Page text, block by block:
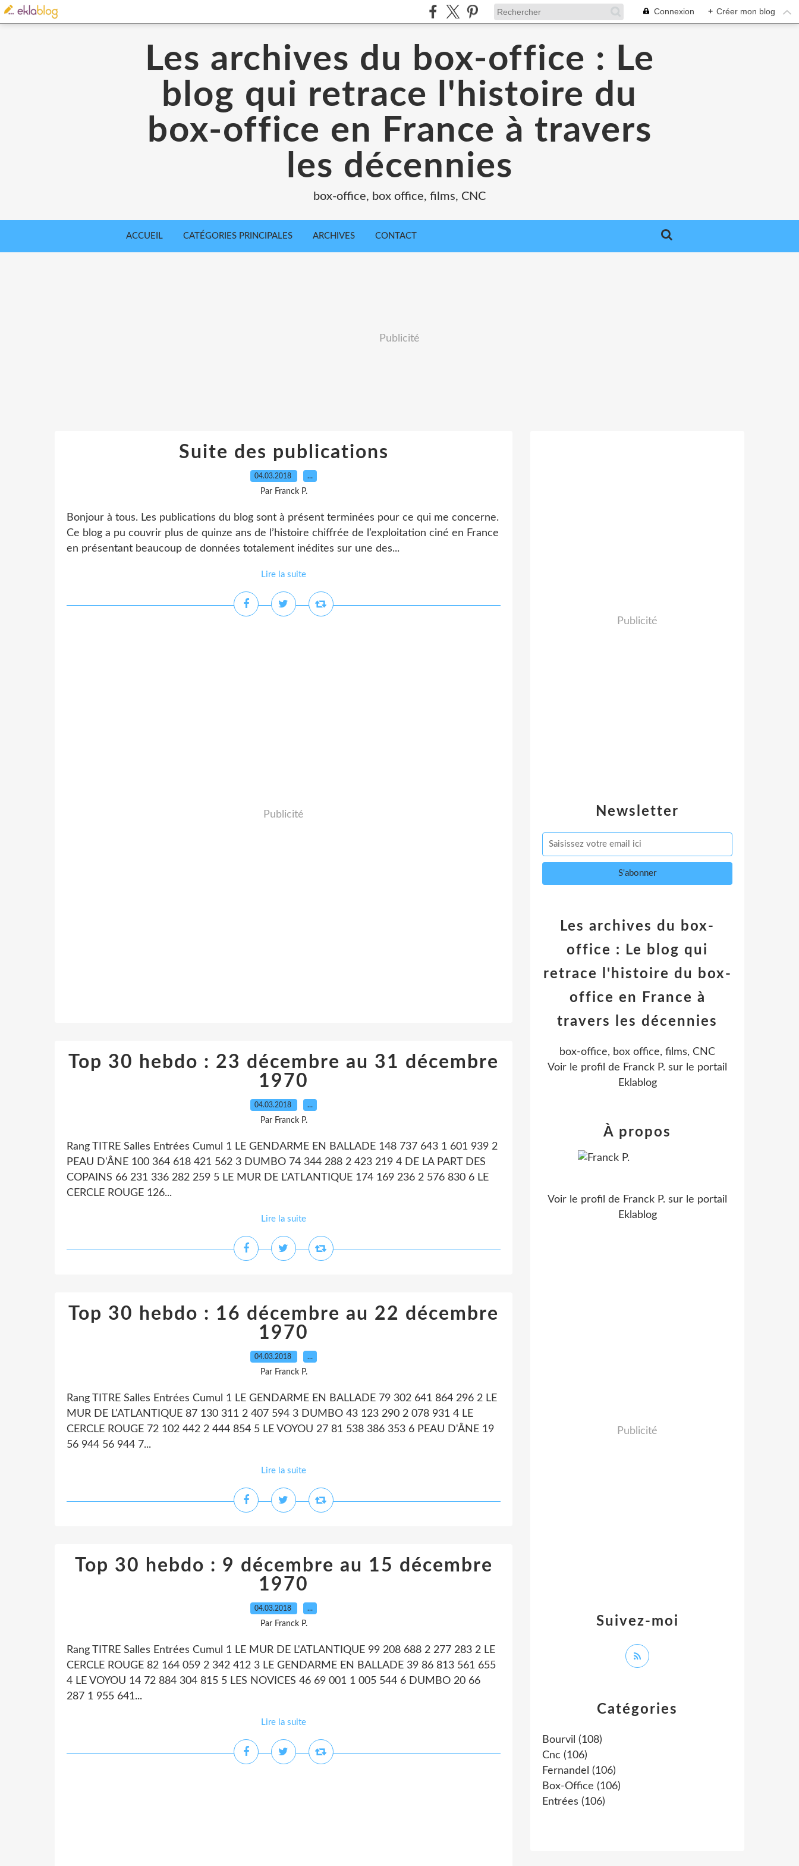
Connexion + Créer mon blog
Les archives du box-office : Le
blog qui retrace l'histoire du
box-office en France à travers
les décennies
box-office, box office, films, CNC
ACCUEIL CATÉGORIES PRINCIPALES ARCHIVES CONTACT
Publicité
Suite des publications
04.03.2018 …
Par Franck P.
Bonjour à tous. Les publications du blog sont à présent terminées pour ce qui me concerne.
Ce blog a pu couvrir plus de quinze ans de l’histoire chiffrée de l’exploitation ciné en France
en présentant beaucoup de données totalement inédites sur une des...
Lire la suite
Publicité
Top 30 hebdo : 23 décembre au 31 décembre
1970
04.03.2018 …
Par Franck P.
Rang TITRE Salles Entrées Cumul 1 LE GENDARME EN BALLADE 148 737 643 1 601 939 2
PEAU D'ÂNE 100 364 618 421 562 3 DUMBO 74 344 288 2 423 219 4 DE LA PART DES
COPAINS 66 231 336 282 259 5 LE MUR DE L'ATLANTIQUE 174 169 236 2 576 830 6 LE
CERCLE ROUGE 126...
Lire la suite
Top 30 hebdo : 16 décembre au 22 décembre
1970
04.03.2018 …
Par Franck P.
Rang TITRE Salles Entrées Cumul 1 LE GENDARME EN BALLADE 79 302 641 864 296 2 LE
MUR DE L'ATLANTIQUE 87 130 311 2 407 594 3 DUMBO 43 123 290 2 078 931 4 LE
CERCLE ROUGE 72 102 442 2 444 854 5 LE VOYOU 27 81 538 386 353 6 PEAU D'ÂNE 19
56 944 56 944 7...
Lire la suite
Top 30 hebdo : 9 décembre au 15 décembre
1970
04.03.2018 …
Par Franck P.
Rang TITRE Salles Entrées Cumul 1 LE MUR DE L'ATLANTIQUE 99 208 688 2 277 283 2 LE
CERCLE ROUGE 82 164 059 2 342 412 3 LE GENDARME EN BALLADE 39 86 813 561 655
4 LE VOYOU 14 72 884 304 815 5 LES NOVICES 46 69 001 1 005 544 6 DUMBO 20 66
287 1 955 641...
Lire la suite
Newsletter
Publicité
Catégories
Bourvil (108)
Cnc (106)
Fernandel (106)
Box-Office (106)
Entrées (106)
Les archives du box-
office : Le blog qui
retrace l'histoire du box-
office en France à
travers les décennies
box-office, box office, films, CNC
Voir le profil de Franck P. sur le portail
Eklablog
Suivez-moi
À propos
Voir le profil de Franck P. sur le portail
Eklablog
Publicité